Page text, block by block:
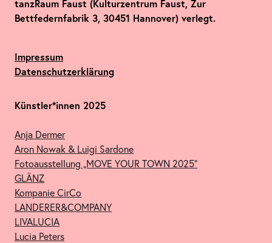
tanzRaum Faust (Kulturzentrum Faust, Zur
Bettfedernfabrik 3, 30451 Hannover) verlegt.
Impressum
Datenschutzerklärung
Künstler*innen 2025
Anja Dermer
Aron Nowak & Luigi Sardone
Fotoausstellung „MOVE YOUR TOWN 2025“
GLÄNZ
Kompanie CirCo
LANDERER&COMPANY
LIVALUCIA
Lucia Peters